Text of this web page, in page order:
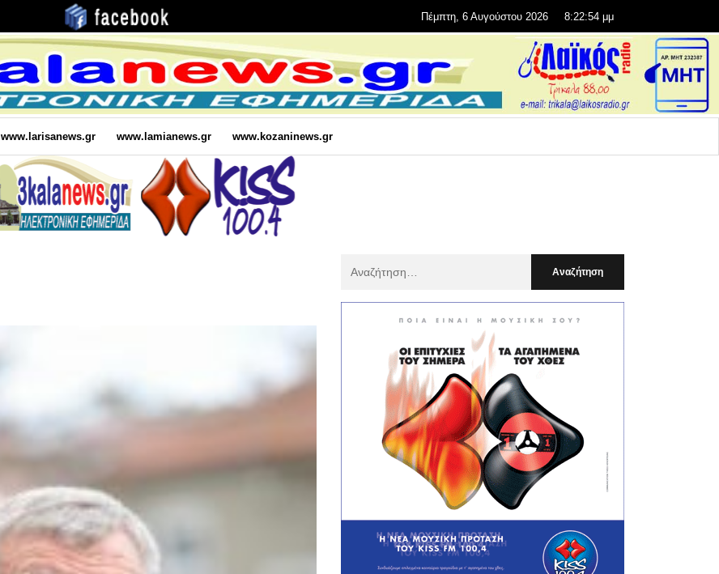
Πέμπτη, 6 Αυγούστου 2026 8:22:56 μμ
www.larisanews.gr www.lamianews.gr www.kozaninews.gr
: